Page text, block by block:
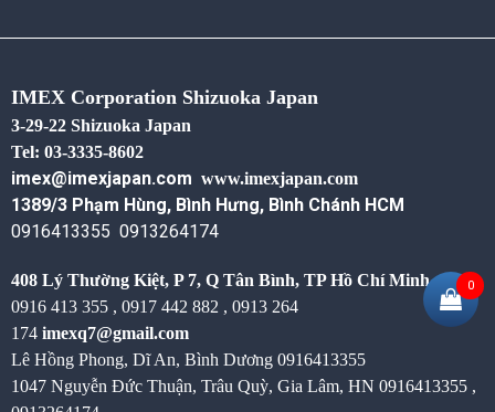
IMEX Corporation Shizuoka Japan
3-29-22 Shizuoka Japan
Tel: 03-3335-8602
imex@imexjapan.com www.imexjapan.com
1389/3 Phạm Hùng, Bình Hưng, Bình Chánh HCM
0916413355 0913264174
408 Lý Thường Kiệt, P 7, Q Tân Bình, TP Hồ Chí Minh
0916 413 355 , 0917 442 882 , 0913 264
174 imexq7@gmail.com
Lê Hồng Phong, Dĩ An, Bình Dương 0916413355
1047 Nguyễn Đức Thuận, Trâu Quỳ, Gia Lâm, HN 0916413355 ,
0